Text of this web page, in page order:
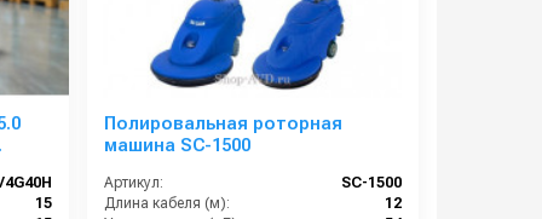
15
Полировальная роторная
машина SC-1500
Артикул:
SC-1500
Длина кабеля (м):
12